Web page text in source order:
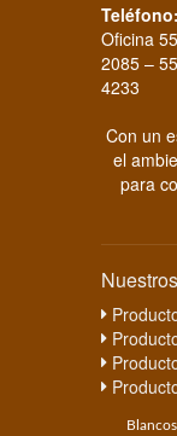
Teléfono:
Oficina
2085 –
4233
Con un
el
para